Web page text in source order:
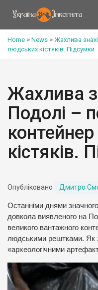
Home > News > Жахлива
людських кістяків. Підсумки
Жахлива
Подолі –
кістяків.
Опубліковано Дмитро
Останніми днями
довкола виявленого на
великого вантажного
людськими рештками. Як
«археологічними